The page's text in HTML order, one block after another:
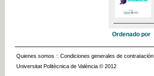
Ordenado por
Quienes somos :: Condiciones generales de contratación
Universitat Politècnica de València © 2012